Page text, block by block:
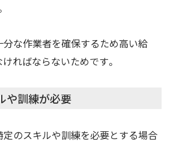
分な作業者を確保するため高い給
ればならないためです。
や訓練が必要
定のスキルや訓練を必要とする場合